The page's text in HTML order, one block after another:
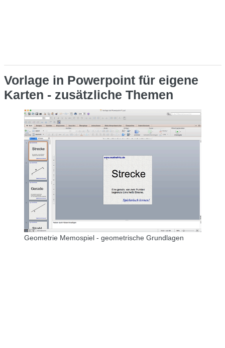
Vorlage in Powerpoint für eigene
Karten - zusätzliche Themen
Geometrie Memospiel - geometrische Grundlagen